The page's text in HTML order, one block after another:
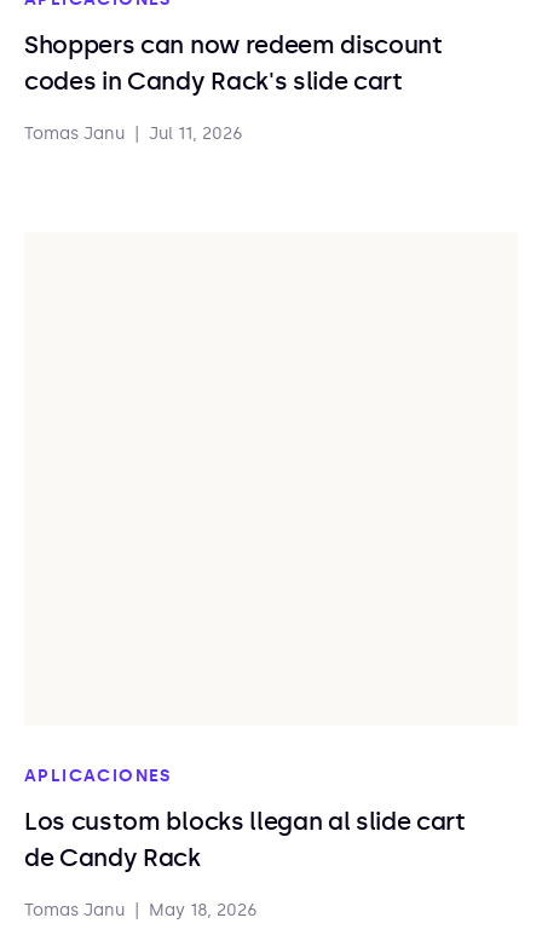
Shoppers can now redeem discount
codes in Candy Rack's slide cart
Tomas Janu Jul 11, 2026
APLICACIONES
Los custom blocks llegan al slide cart
de Candy Rack
Tomas Janu May 18, 2026